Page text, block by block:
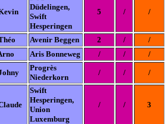
Düdelingen,
Swift
Hesperingen
5 / /
Avenir Beggen 2 /
/
Aris Bonneweg / / /
Progrès
Niederkorn
/ / /
Swift
Hesperingen,
Union
Luxemburg
/ / 3